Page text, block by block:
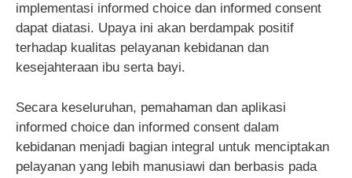
implementasi informed choice dan informed consent
dapat diatasi. Upaya ini akan berdampak positif
terhadap kualitas pelayanan kebidanan dan
kesejahteraan ibu serta bayi.
Secara keseluruhan, pemahaman dan aplikasi
informed choice dan informed consent dalam
kebidanan menjadi bagian integral untuk menciptakan
pelayanan yang lebih manusiawi dan berbasis pada